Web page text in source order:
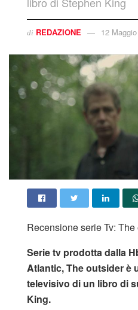
di REDAZIONE 12
Recensione serie Tv:
Serie tv prodotta dalla
Atlantic, The outsider è
televisivo di un libro di
King.